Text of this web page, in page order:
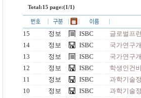
Total:15 page:(1/1)
15 정보 ISBC
글로벌프
14
정보 ISBC
국가연구
13
정보 ISBC
국가연구
12
정보 ISBC
학생인건
11
정보 ISBC
과학기술
10
정보 ISBC
과학기술